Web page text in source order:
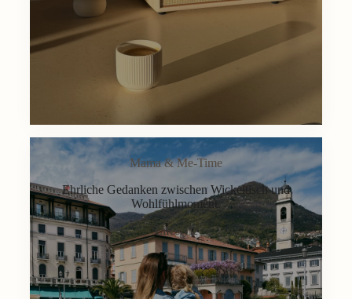
Mama & Me-Time
Ehrliche Gedanken zwischen Wickeltisch und
Wohlfühlmoment.
Lifestyle